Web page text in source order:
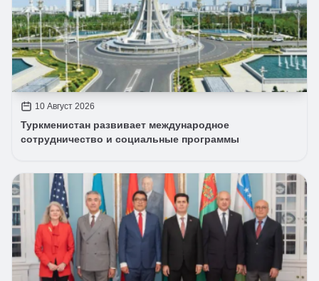
10 Август 2026
Туркменистан развивает международное
сотрудничество и социальные программы